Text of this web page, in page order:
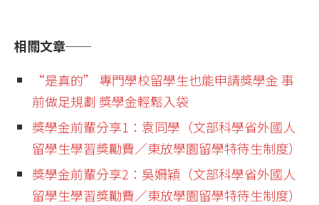
相關文章──
“是真的” 專門學校留學生也能申請獎學金 事
前做足規劃 獎學金輕鬆入袋
獎學金前輩分享1：袁同學（文部科學省外國人
留學生學習獎勵費／東放學園留學特待生制度）
獎學金前輩分享2：吳姍穎（文部科學省外國人
留學生學習獎勵費／東放學園留學特待生制度）